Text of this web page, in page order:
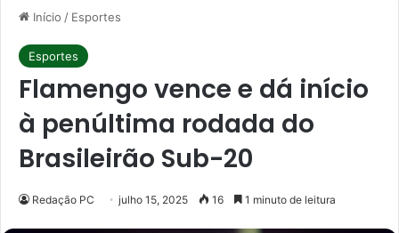
Início / Esportes
Esportes
Flamengo vence e dá início
à penúltima rodada do
Brasileirão Sub-20
Redação PC julho 15, 2025 16 1 minuto de leitura